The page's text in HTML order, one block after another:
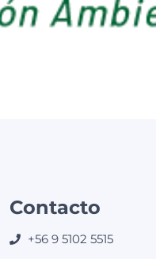
Contacto
+56 9 5102 5515